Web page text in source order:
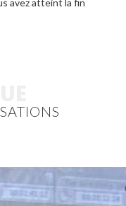
avez atteint la fin